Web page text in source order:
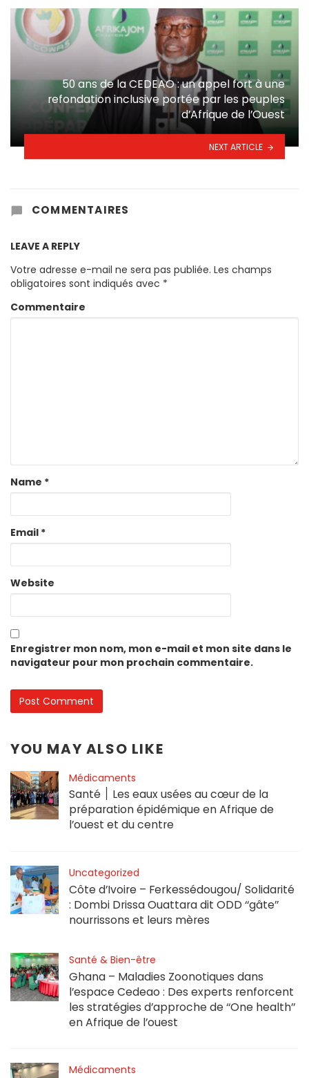
50 ans de la CEDEAO : un appel fort à une
refondation inclusive portée par les peuples
d’Afrique de l’Ouest
NEXT ARTICLE
COMMENTAIRES
LEAVE A REPLY
Votre adresse e-mail ne sera pas publiée. Les champs
obligatoires sont indiqués avec *
Commentaire
Name *
Email *
Website
Enregistrer mon nom, mon e-mail et mon site dans le
navigateur pour mon prochain commentaire.
YOU MAY ALSO LIKE
Médicaments
Santé ׀ Les eaux usées au cœur de la
préparation épidémique en Afrique de
l’ouest et du centre
Uncategorized
Côte d’Ivoire – Ferkessédougou/ Solidarité
: Dombi Drissa Ouattara dit ODD ‘‘gâte’’
nourrissons et leurs mères
Santé & Bien-être
Ghana – Maladies Zoonotiques dans
l’espace Cedeao : Des experts renforcent
les stratégies d’approche de ‘‘One health’’
en Afrique de l’ouest
Médicaments